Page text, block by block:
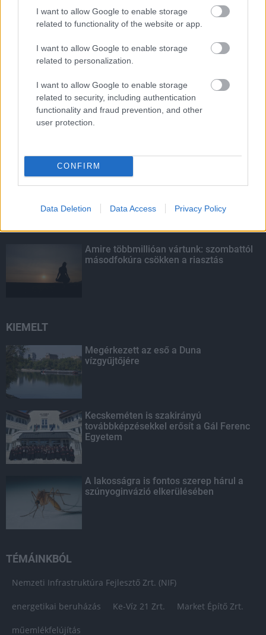
I want to allow Google to enable storage
related to functionality of the website or app.
I want to allow Google to enable storage
related to personalization.
I want to allow Google to enable storage
related to security, including authentication
functionality and fraud prevention, and other
user protection.
CONFIRM
Data Deletion Data Access Privacy Policy
LEGOLVASOTTABB
Paks II.: Mit jelent az 5. blokk új
mérföldköve a felülvizsgálat
Fontos a postaládákba költöző
Amire többmillióan vártunk: szombattól
másodfokúra csökken a riasztás
KIEMELT
Megérkezett az eső a Duna
vízgyűjtőjére
Kecskeméten is szakirányú
továbbképzésekkel erősít a Gál Ferenc
Egyetem
A lakosságra is fontos szerep hárul a
szúnyoginvázió elkerülésében
TÉMÁINKBÓL
Nemzeti Infrastruktúra Fejlesztő Zrt. (NIF)
energetikai beruházás Ke-Víz 21 Zrt. Market Építő Zrt.
műemlékfelújítás